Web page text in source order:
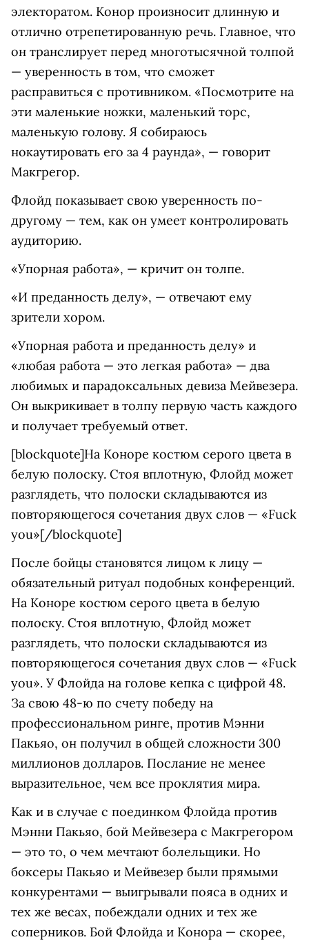
электоратом. Конор произносит длинную и
отлично отрепетированную речь. Главное, что
он транслирует перед многотысячной толпой
— уверенность в том, что сможет
расправиться с противником. «Посмотрите на
эти маленькие ножки, маленький торс,
маленькую голову. Я собираюсь
нокаутировать его за 4 раунда», — говорит
Макгрегор.
Флойд показывает свою уверенность по-
другому — тем, как он умеет контролировать
аудиторию.
«Упорная работа», — кричит он толпе.
«И преданность делу», — отвечают ему
зрители хором.
«Упорная работа и преданность делу» и
«любая работа — это легкая работа» — два
любимых и парадоксальных девиза Мейвезера.
Он выкрикивает в толпу первую часть каждого
и получает требуемый ответ.
[blockquote]На Коноре костюм серого цвета в
белую полоску. Стоя вплотную, Флойд может
разглядеть, что полоски складываются из
повторяющегося сочетания двух слов — «Fuck
you»[/blockquote]
После бойцы становятся лицом к лицу —
обязательный ритуал подобных конференций.
На Коноре костюм серого цвета в белую
полоску. Стоя вплотную, Флойд может
разглядеть, что полоски складываются из
повторяющегося сочетания двух слов — «Fuck
you». У Флойда на голове кепка с цифрой 48.
За свою 48-ю по счету победу на
профессиональном ринге, против Мэнни
Пакьяо, он получил в общей сложности 300
миллионов долларов. Послание не менее
выразительное, чем все проклятия мира.
Как и в случае с поединком Флойда против
Мэнни Пакьяо, бой Мейвезера с Макгрегором
— это то, о чем мечтают болельщики. Но
боксеры Пакьяо и Мейвезер были прямыми
конкурентами — выигрывали пояса в одних и
тех же весах, побеждали одних и тех же
соперников. Бой Флойда и Конора — скорее,